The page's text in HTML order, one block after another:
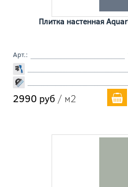
Плитка настенная
Арт.:
2990 руб / м2